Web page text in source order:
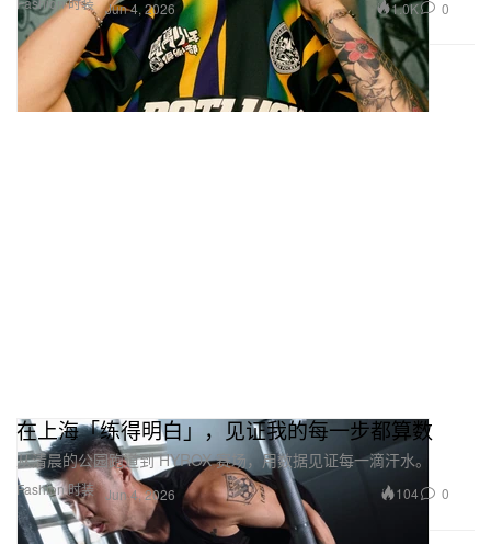
Jun 4, 2026 1.0K 0
Fashion 时装
在上海「练得明白」，见证我的每一步都算数
从清晨的公园跑道到 HYROX 赛场，用数据见证每一滴汗水。
Jun 4, 2026 104 0